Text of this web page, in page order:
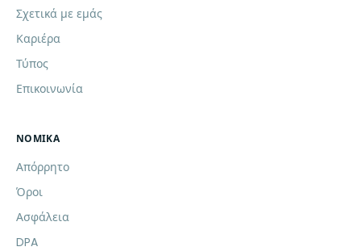
Σχετικά με εμάς
Καριέρα
Τύπος
Επικοινωνία
ΝΟΜΙΚΆ
Απόρρητο
Όροι
Ασφάλεια
DPA